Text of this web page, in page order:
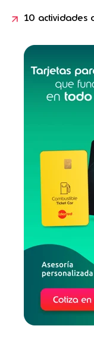
10 actividades